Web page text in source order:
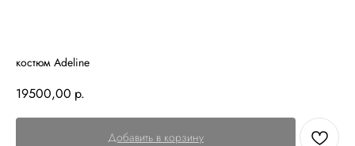
костюм Adeline
19500,00 р.
Добавить в корзину